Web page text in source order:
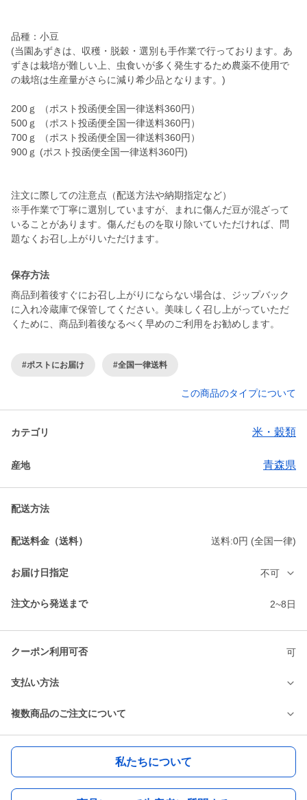
品種：小豆
(当園あずきは、収穫・脱穀・選別も手作業で行っております。あ
ずきは栽培が難しい上、虫食いが多く発生するため農薬不使用で
の栽培は生産量がさらに減り希少品となります。)
200ｇ （ポスト投函便全国一律送料360円）
500ｇ （ポスト投函便全国一律送料360円）
700ｇ （ポスト投函便全国一律送料360円）
900ｇ (ポスト投函便全国一律送料360円)
注文に際しての注意点（配送方法や納期指定など）
※手作業で丁寧に選別していますが、まれに傷んだ豆が混ざって
いることがあります。傷んだものを取り除いていただければ、問
保存方法
商品到着後すぐにお召し上がりにならない場合は、ジップバック
に入れ冷蔵庫で保管してください。美味しく召し上がっていただ
くために、商品到着後なるべく早めのご利用をお勧めします。
#ポストにお届け #全国一律送料
この商品のタイプについて
カテゴリ 米・穀類
産地 青森県
配送方法
配送料金（送料） 送料:0円 (全国一律)
お届け日指定 不可
注文から発送まで 2~8日
クーポン利用可否 可
支払い方法
複数商品のご注文について
私たちについて